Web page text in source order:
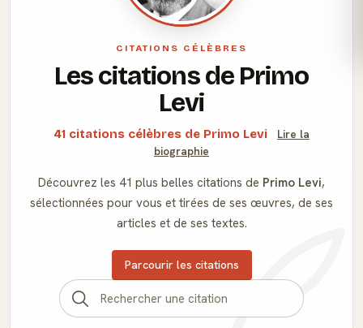
CITATIONS CÉLÈBRES
Les citations de Primo
Levi
41 citations célèbres de Primo Levi
Lire la
biographie
Découvrez les 41 plus belles citations de Primo Levi,
sélectionnées pour vous et tirées de ses œuvres, de ses
articles et de ses textes.
Parcourir les citations